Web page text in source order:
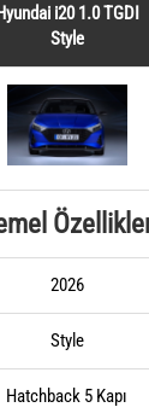
i20 1.0 TGDI
Style
2026
Style
Hatchback 5 Kapı